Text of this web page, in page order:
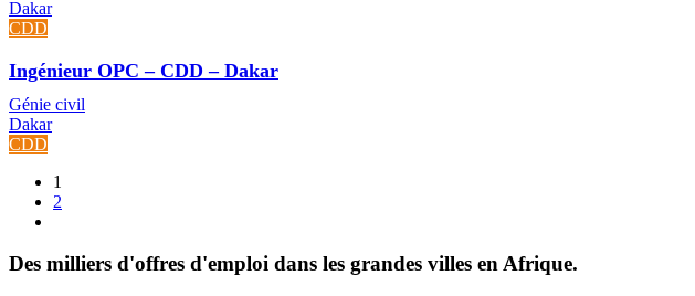
Dakar
CDD
Ingénieur OPC – CDD – Dakar
Génie civil
Dakar
CDD
1
2
Des milliers d'offres d'emploi dans les grandes villes en Afrique.